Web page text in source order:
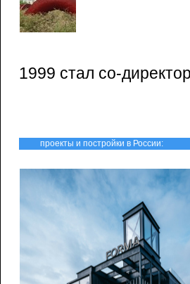
1999 стал со-
проекты и постройки в России: